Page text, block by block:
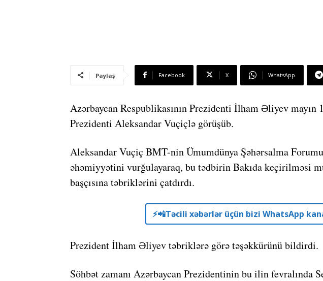
Paylaş Facebook X WhatsApp
Azərbaycan Respublikasının Prezidenti İlham Əliyev mayın
Prezidenti Aleksandar Vuçiçlə görüşüb.
Aleksandar Vuçiç BMT-nin Ümumdünya Şəhərsalma
əhəmiyyətini vurğulayaraq, bu tədbirin Bakıda keçirilməsi
başçısına təbriklərini çatdırdı.
⚡️📲Təcili xəbərlər üçün bizi WhatsApp
Prezident İlham Əliyev təbriklərə görə təşəkkürünü bildirdi.
Söhbət zamanı Azərbaycan Prezidentinin bu ilin fevralında